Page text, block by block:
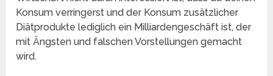
Konsum verringerst und der Konsum zusätzlicher
Diätprodukte lediglich ein Milliardengeschäft ist, der
mit Ängsten und falschen Vorstellungen gemacht
wird.